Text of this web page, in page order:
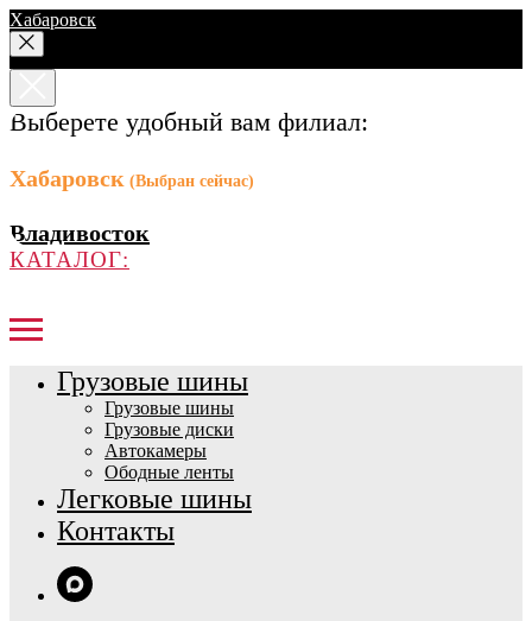
Хабаровск
Выберете удобный вам филиал:
Хабаровск (Выбран сейчас)
Владивосток
КАТАЛОГ:
Грузовые шины
Грузовые шины
Грузовые диски
Автокамеры
Ободные ленты
Легковые шины
Контакты